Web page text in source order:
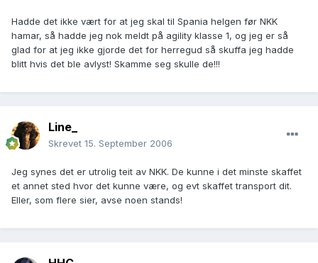
Hadde det ikke vært for at jeg skal til Spania helgen før NKK
hamar, så hadde jeg nok meldt på agility klasse 1, og jeg er så
glad for at jeg ikke gjorde det for herregud så skuffa jeg hadde
blitt hvis det ble avlyst! Skamme seg skulle de!!!
Line_
Skrevet 15. September 2006
Jeg synes det er utrolig teit av NKK. De kunne i det minste skaffet
et annet sted hvor det kunne være, og evt skaffet transport dit.
Eller, som flere sier, avse noen stands!